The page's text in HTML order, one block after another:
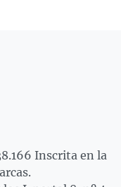
Inscrita en la